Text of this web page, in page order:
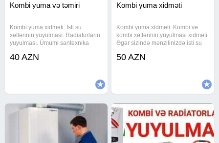
Kombi yuma və təmiri
Kombi yuma xidməti. İsti su
xətlərinin yuyulması. Radiatorlarin
yuyulması. Ümumi santexnika
problemlərinin həlli. #kombi yuma,
40 AZN
Kombi yuma xidməti
Kombi yuma xidməti. Kombi və
kombi xətlərinin yuyulmasi xidməti.
Əgər sizində mənzilinizdə isti su
nasazliq varsa zəng edin. Tecili və
50 AZN